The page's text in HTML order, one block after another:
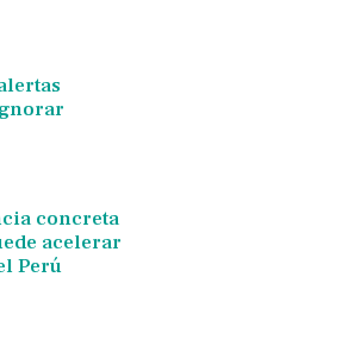
concreta
acelerar
Perú